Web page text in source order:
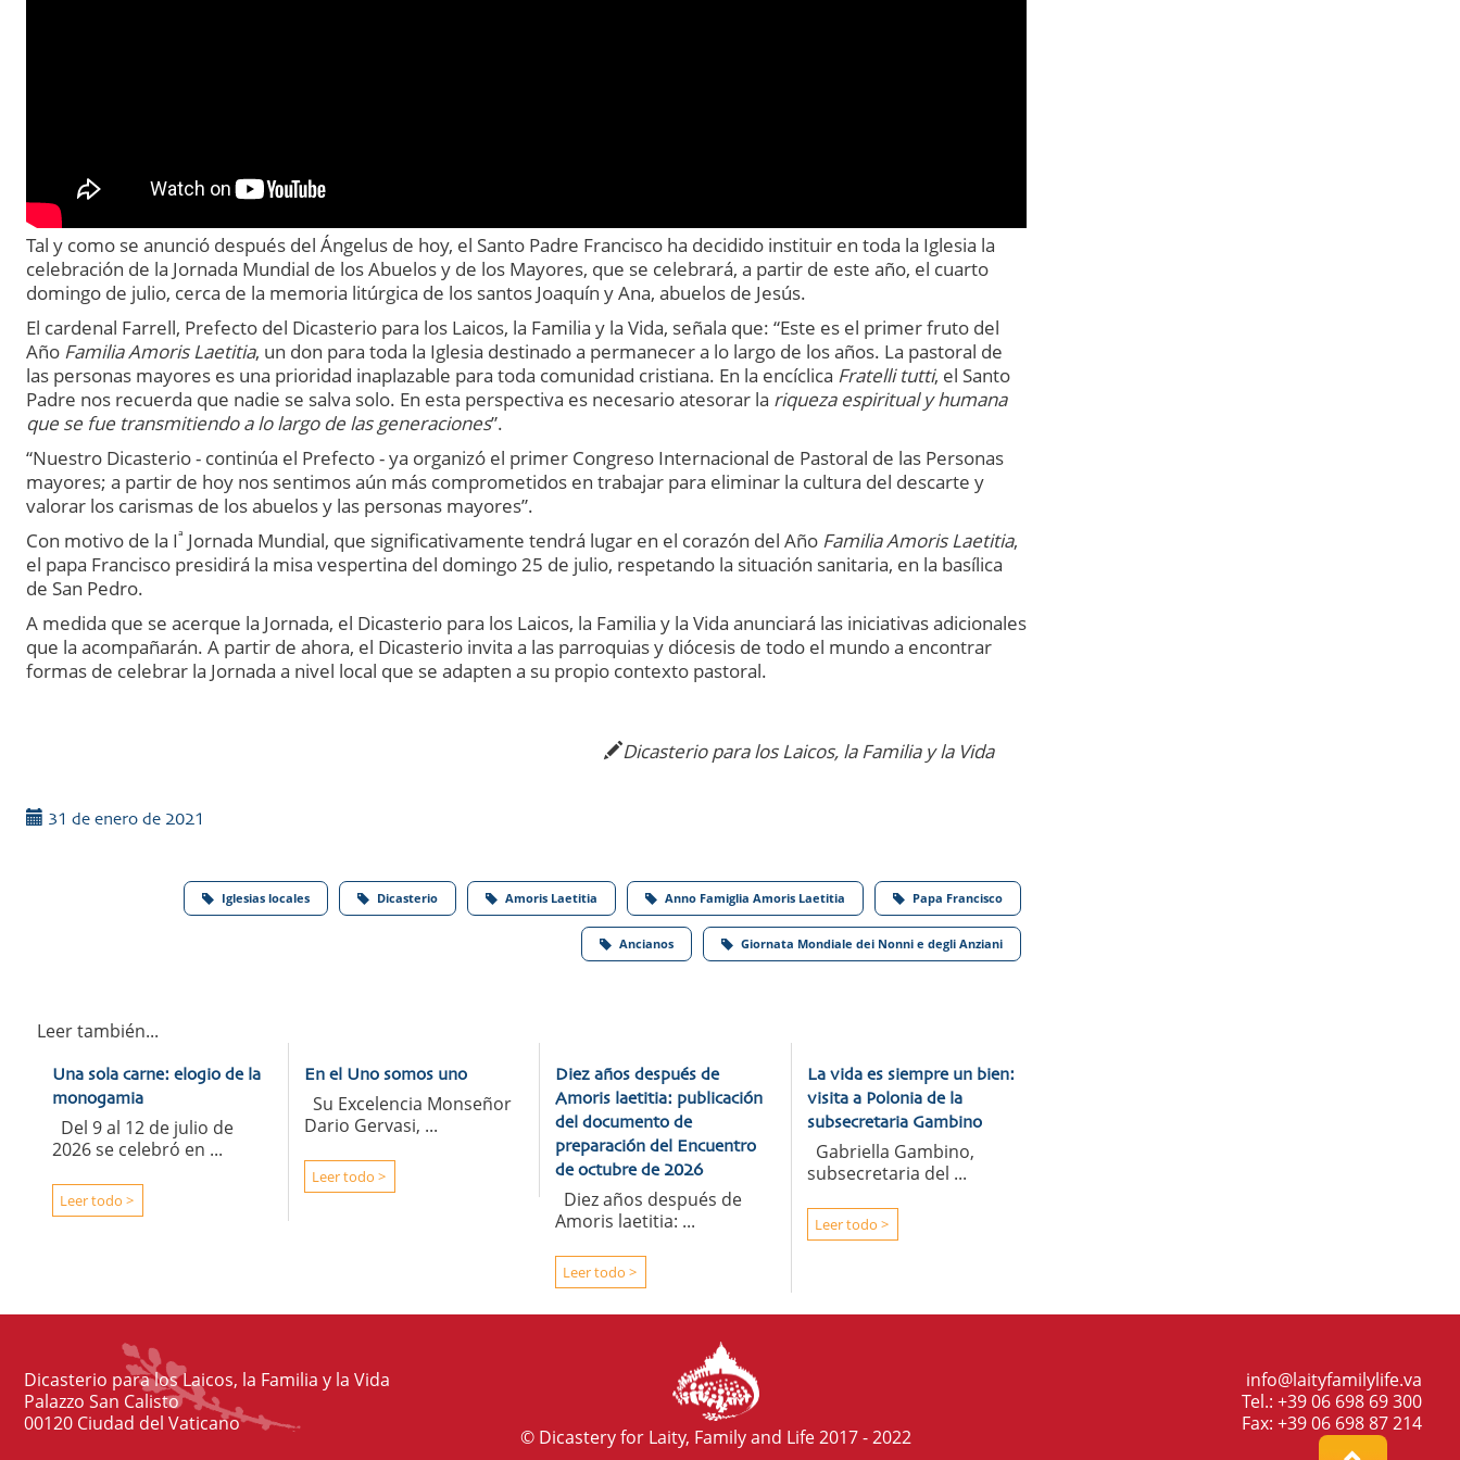
Tal y como se anunció después del Ángelus de hoy, el Santo Padre Francisco ha decidido instituir en toda la Iglesia la
celebración de la Jornada Mundial de los Abuelos y de los Mayores, que se celebrará, a partir de este año, el cuarto
domingo de julio, cerca de la memoria litúrgica de los santos Joaquín y Ana, abuelos de Jesús.
El cardenal Farrell, Prefecto del Dicasterio para los Laicos, la Familia y la Vida, señala que: “Este es el primer fruto del
Año Familia Amoris Laetitia, un don para toda la Iglesia destinado a permanecer a lo largo de los años. La pastoral de
las personas mayores es una prioridad inaplazable para toda comunidad cristiana. En la encíclica Fratelli tutti, el Santo
Padre nos recuerda que nadie se salva solo. En esta perspectiva es necesario atesorar la riqueza espiritual y humana
que se fue transmitiendo a lo largo de las generaciones”.
“Nuestro Dicasterio - continúa el Prefecto - ya organizó el primer Congreso Internacional de Pastoral de las Personas
mayores; a partir de hoy nos sentimos aún más comprometidos en trabajar para eliminar la cultura del descarte y
valorar los carismas de los abuelos y las personas mayores”.
Con motivo de la Iª Jornada Mundial, que significativamente tendrá lugar en el corazón del Año Familia Amoris Laetitia,
el papa Francisco presidirá la misa vespertina del domingo 25 de julio, respetando la situación sanitaria, en la basílica
de San Pedro.
A medida que se acerque la Jornada, el Dicasterio para los Laicos, la Familia y la Vida anunciará las iniciativas adicionales
que la acompañarán. A partir de ahora, el Dicasterio invita a las parroquias y diócesis de todo el mundo a encontrar
formas de celebrar la Jornada a nivel local que se adapten a su propio contexto pastoral.
Dicasterio para los Laicos, la Familia y la Vida
31 de enero de 2021
Papa Francisco
Anno Famiglia Amoris Laetitia
Amoris Laetitia
Dicasterio
Iglesias locales
Giornata Mondiale dei Nonni e degli Anziani
Ancianos
Leer también...
Una sola carne: elogio de la
monogamia
Del 9 al 12 de julio de
2026 se celebró en ...
Leer todo >
En el Uno somos uno
Su Excelencia Monseñor
Dario Gervasi, ...
Leer todo >
Diez años después de
Amoris laetitia: publicación
del documento de
preparación del Encuentro
de octubre de 2026
Diez años después de
Amoris laetitia: ...
Leer todo >
La vida es siempre un bien:
visita a Polonia de la
subsecretaria Gambino
Gabriella Gambino,
subsecretaria del ...
Leer todo >
Dicasterio para los Laicos, la Familia y la Vida
Palazzo San Calisto
00120 Ciudad del Vaticano
© Dicastery for Laity, Family and Life 2017 - 2022
info@laityfamilylife.va
Tel.: +39 06 698 69 300
Fax: +39 06 698 87 214